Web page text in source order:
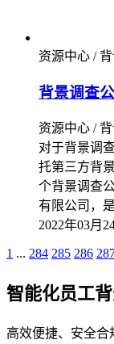
资源中心 /
背景调查
资源中心 /
对于背景调
托第三方背
个背景调查
有限公司，
2022年03月
1 ... 284 285 286
智能化员工
高效便捷、安全合